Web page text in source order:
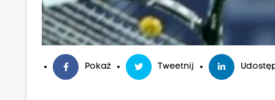
Pokaż Tweetnij